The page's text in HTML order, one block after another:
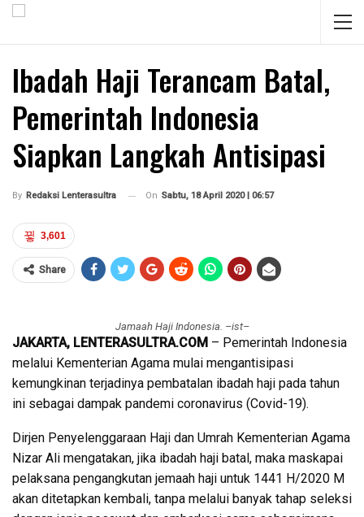
Ibadah Haji Terancam Batal,
Pemerintah Indonesia
Siapkan Langkah Antisipasi
By Redaksi Lenterasultra On Sabtu, 18 April 2020 | 06:57
3,601
Share
Jamaah Haji Indonesia. –ist–
JAKARTA, LENTERASULTRA.COM – Pemerintah Indonesia
melalui Kementerian Agama mulai mengantisipasi
kemungkinan terjadinya pembatalan ibadah haji pada tahun
ini sebagai dampak pandemi coronavirus (Covid-19).
Dirjen Penyelenggaraan Haji dan Umrah Kementerian Agama
Nizar Ali mengatakan, jika ibadah haji batal, maka maskapai
pelaksana pengangkutan jemaah haji untuk 1441 H/2020 M
akan ditetapkan kembali, tanpa melalui banyak tahap seleksi